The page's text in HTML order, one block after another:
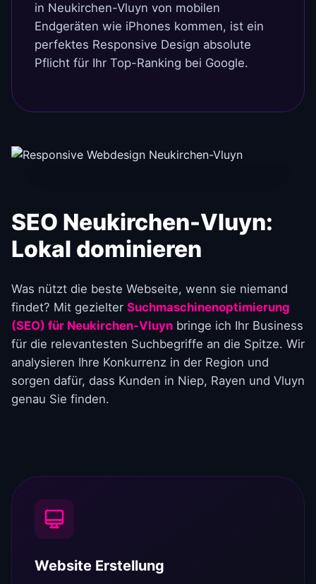
in Neukirchen-Vluyn von mobilen
Endgeräten wie iPhones kommen, ist ein
perfektes Responsive Design absolute
Pflicht für Ihr Top-Ranking bei Google.
SEO Neukirchen-Vluyn:
Lokal dominieren
Was nützt die beste Webseite, wenn sie niemand
findet? Mit gezielter Suchmaschinenoptimierung
(SEO) für Neukirchen-Vluyn bringe ich Ihr Business
für die relevantesten Suchbegriffe an die Spitze. Wir
analysieren Ihre Konkurrenz in der Region und
sorgen dafür, dass Kunden in Niep, Rayen und Vluyn
genau Sie finden.
Website Erstellung